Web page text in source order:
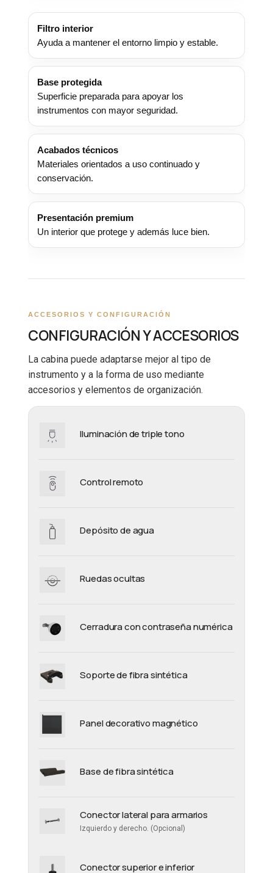
Filtro interior
Ayuda a mantener el entorno limpio y estable.
Base protegida
Superficie preparada para apoyar los
instrumentos con mayor seguridad.
Acabados técnicos
Materiales orientados a uso continuado y
conservación.
Presentación premium
Un interior que protege y además luce bien.
ACCESORIOS Y CONFIGURACIÓN
CONFIGURACIÓN Y ACCESORIOS
La cabina puede adaptarse mejor al tipo de
instrumento y a la forma de uso mediante
accesorios y elementos de organización.
Iluminación de triple tono
Control remoto
Depósito de agua
Ruedas ocultas
Cerradura con contraseña numérica
Soporte de fibra sintética
Panel decorativo magnético
Base de fibra sintética
Conector lateral para armarios
Izquierdo y derecho. (Opcional)
Conector superior e inferior